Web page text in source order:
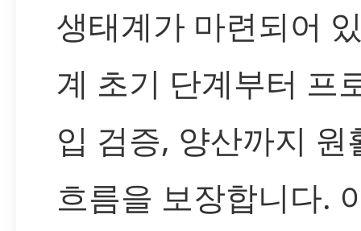
생태계가 마련되어
계 초기 단계부터 프
입 검증, 양산까지 원
흐름을 보장합니다.